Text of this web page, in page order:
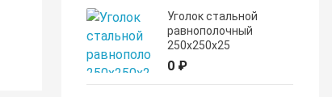
Уголок стальной
равнополочный
250х250х25
0 ₽